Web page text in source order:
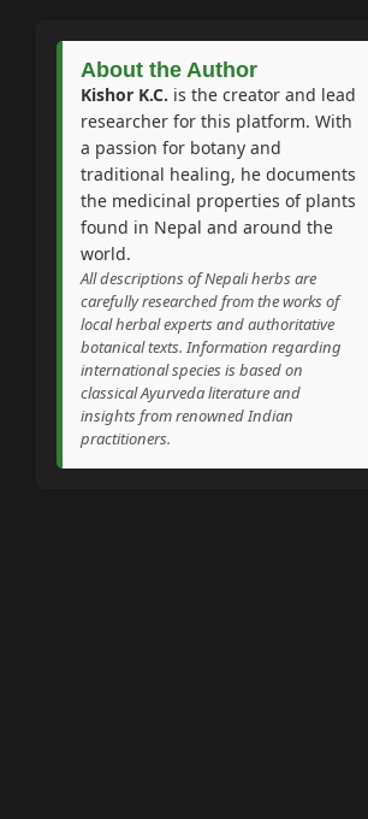
About the Author
Kishor K.C. is the creator and lead
researcher for this platform. With
a passion for botany and
traditional healing, he documents
the medicinal properties of plants
found in Nepal and around the
world.
All descriptions of Nepali herbs are
carefully researched from the works of
local herbal experts and authoritative
botanical texts. Information regarding
international species is based on
classical Ayurveda literature and
insights from renowned Indian
practitioners.